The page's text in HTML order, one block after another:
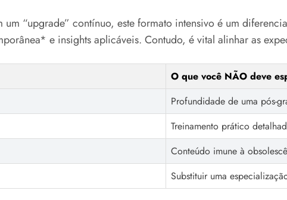
“upgrade” contínuo, este formato intensivo é um
e insights aplicáveis. Contudo, é vital alinhar as
O que você NÃO deve
Profundidade de uma pós-
Treinamento prático
Conteúdo imune à
Substituir uma